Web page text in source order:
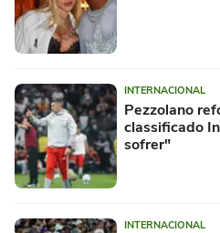
INTERNACIONAL
Pezzolano
classificado
sofrer"
INTERNACIONAL